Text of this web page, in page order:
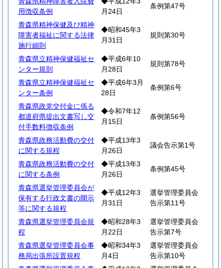
用徴収条例
月24日
条例第47号
青森県精神保健及び精神
障害者福祉に関する法律
施行細則
◆昭和45年3
月31日
規則第30号
青森県立精神保健福祉セ
ンター規則
◆平成6年10
月28日
規則第78号
青森県立精神保健福祉セ
ンター条例
◆平成6年3月
28日
条例第6号
青森県政党交付金に係る
都道府県提出文書写し交
付手数料徴収条例
◆令和7年12
月15日
条例第56号
青森県政務活動費の交付
に関する規程
◆平成13年3
月26日
議会告示第1号
青森県政務活動費の交付
に関する条例
◆平成13年3
月26日
条例第45号
青森県選挙管理委員会が
保有する行政文書の開示
等に関する規程
◆平成12年3
月31日
選挙管理委員会
告示第11号
青森県選挙管理委員会規
程
◆昭和28年3
月22日
選挙管理委員会
告示第7号
青森県選挙管理委員会事
務局出張所設置規程
◆昭和34年3
月4日
選挙管理委員会
告示第10号